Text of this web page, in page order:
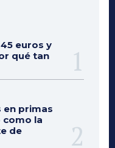
euros y
qué tan
en primas
como la
de